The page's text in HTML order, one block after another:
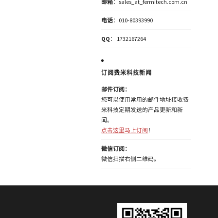
邮箱：sales_at_fermitech.com.cn
电话：010-80393990
QQ ： 1732167264
订阅费米科技新闻
邮件订阅：
您可以使用常用的邮件地址接收费
米科技定期发送的产品更新和新
闻。
点击这里马上订阅 ！
微信订阅：
微信扫描右侧二维码。